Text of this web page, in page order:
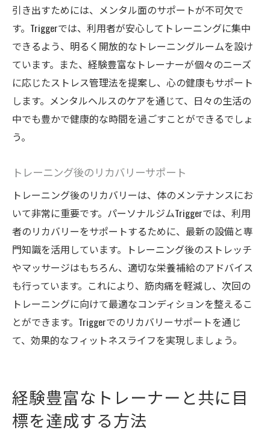
引き出すためには、メンタル面のサポートが不可欠で
す。Triggerでは、利用者が安心してトレーニングに集中
できるよう、明るく開放的なトレーニングルームを設け
ています。また、経験豊富なトレーナーが個々のニーズ
に応じたストレス管理法を提案し、心の健康もサポート
します。メンタルヘルスのケアを通じて、日々の生活の
中でも豊かで健康的な時間を過ごすことができるでしょ
う。
トレーニング後のリカバリーサポート
トレーニング後のリカバリーは、体のメンテナンスにお
いて非常に重要です。パーソナルジムTriggerでは、利用
者のリカバリーをサポートするために、最新の設備と専
門知識を活用しています。トレーニング後のストレッチ
やマッサージはもちろん、適切な栄養補給のアドバイス
も行っています。これにより、筋肉痛を軽減し、次回の
トレーニングに向けて最適なコンディションを整えるこ
とができます。Triggerでのリカバリーサポートを通じ
て、効果的なフィットネスライフを実現しましょう。
経験豊富なトレーナーと共に目
標を達成する方法